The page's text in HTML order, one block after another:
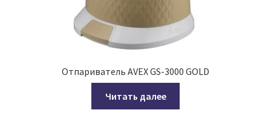
Отпариватель AVEX GS-3000 GOLD
Читать далее